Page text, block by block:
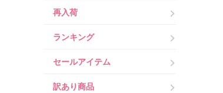
再入荷
ランキング
セールアイテム
訳あり商品